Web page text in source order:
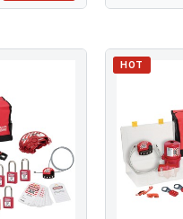
HOT